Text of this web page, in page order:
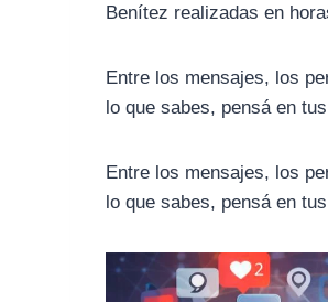
Benítez realizadas en
Entre los mensajes, los
lo que sabes, pensá en
Entre los mensajes, los
lo que sabes, pensá en